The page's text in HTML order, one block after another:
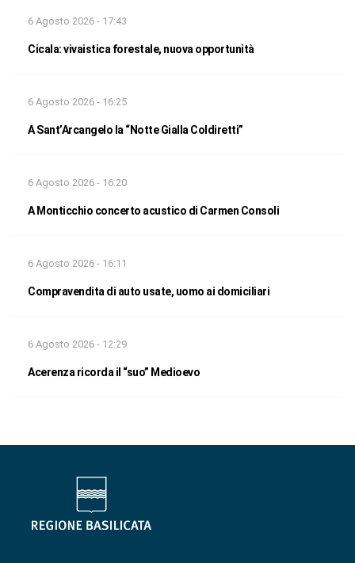
6 Agosto 2026 - 17:43
Cicala: vivaistica forestale, nuova opportunità
6 Agosto 2026 - 16:25
A Sant’Arcangelo la “Notte Gialla Coldiretti”
6 Agosto 2026 - 16:20
A Monticchio concerto acustico di Carmen Consoli
6 Agosto 2026 - 16:11
Compravendita di auto usate, uomo ai domiciliari
6 Agosto 2026 - 12:29
Acerenza ricorda il “suo” Medioevo